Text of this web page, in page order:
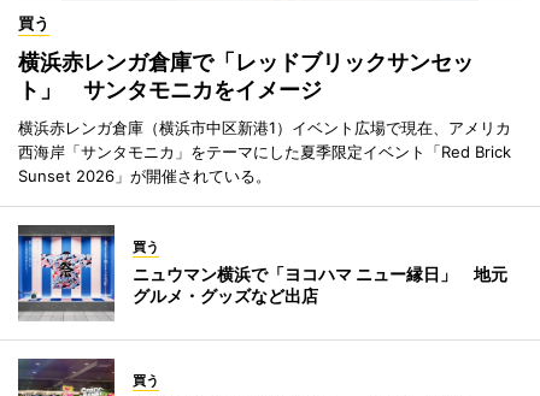
買う
横浜赤レンガ倉庫で「レッドブリックサンセッ
ト」 サンタモニカをイメージ
横浜赤レンガ倉庫（横浜市中区新港1）イベント広場で現在、アメリカ
西海岸「サンタモニカ」をテーマにした夏季限定イベント「Red Brick
Sunset 2026」が開催されている。
買う
ニュウマン横浜で「ヨコハマ ニュー縁日」 地元
グルメ・グッズなど出店
買う